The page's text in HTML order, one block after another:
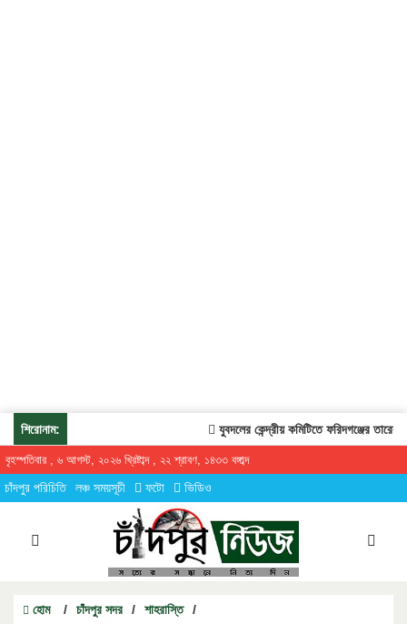
শিরোনাম: যুবদলের কেন্দ্রীয় কমিটিতে ফরিদগঞ্জের তারেকুর
বৃহস্পতিবার , ৬ আগস্ট, ২০২৬ খ্রিষ্টাব্দ , ২২ শ্রাবণ, ১৪৩৩ বঙ্গাব্দ
চাঁদপুর পরিচিতি লঞ্চ সময়সূচী ফটো ভিডিও
হোম / চাঁদপুর সদর / শাহরাস্তি /